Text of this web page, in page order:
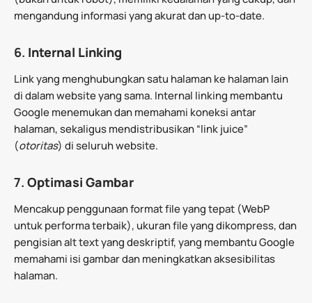
mengandung informasi yang akurat dan up-to-date.
6. Internal Linking
Link yang menghubungkan satu halaman ke halaman lain
di dalam website yang sama. Internal linking membantu
Google menemukan dan memahami koneksi antar
halaman, sekaligus mendistribusikan “link juice”
(otoritas) di seluruh website.
7. Optimasi Gambar
Mencakup penggunaan format file yang tepat (WebP
untuk performa terbaik), ukuran file yang dikompress, dan
pengisian alt text yang deskriptif, yang membantu Google
memahami isi gambar dan meningkatkan aksesibilitas
halaman.